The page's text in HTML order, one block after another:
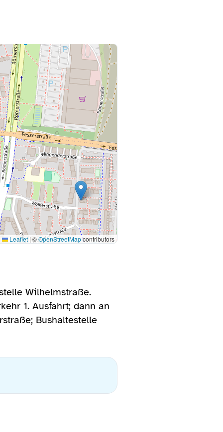
Leaflet | ©OpenStreetMapcontributors
Wilhelmstraße.
1. Ausfahrt; dann an
Bushaltestelle